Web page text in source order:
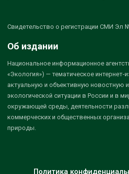
Свидетельство о регистрации СМИ Эл
Об издании
Национальное информационное
«Экология») — тематическое
актуальную и объективную новостную
экологической ситуации в России и в
окружающей среды, деятельности
коммерческих и общественных
природы.
Политика